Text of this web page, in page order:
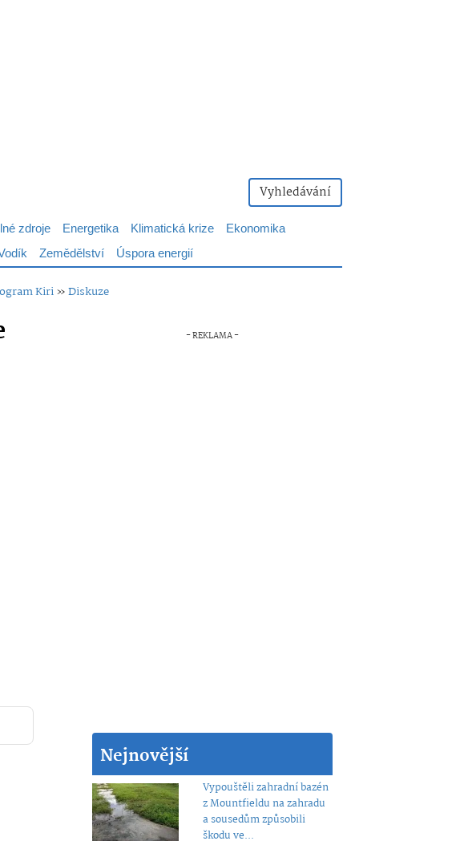
Vyhledávání
zdroje Energetika Klimatická krize
Ekonomika
Zemědělství Úspora energií
Kiri»Diskuze
Nejnovější
Vypouštěli zahradní bazén
z Mountfieldu na zahradu
a sousedům způsobili
škodu ve...